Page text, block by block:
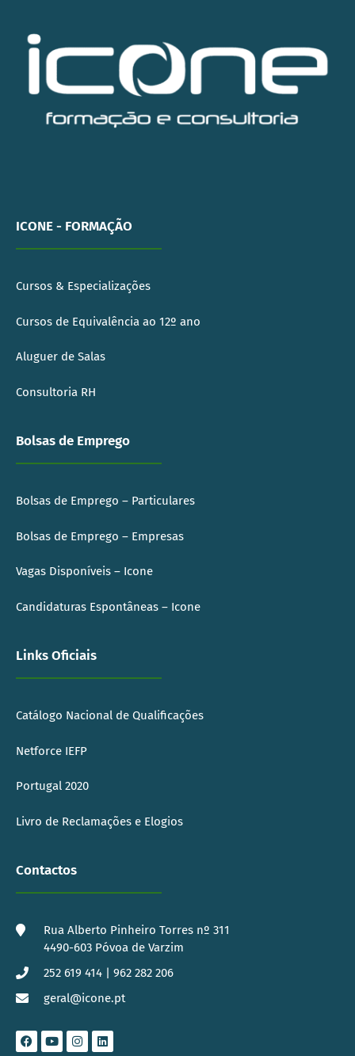
ICONE - FORMAÇÃO
Cursos & Especializações
Cursos de Equivalência ao 12º ano
Aluguer de Salas
Consultoria RH
Bolsas de Emprego
Bolsas de Emprego – Particulares
Bolsas de Emprego – Empresas
Vagas Disponíveis – Icone
Candidaturas Espontâneas – Icone
Links Oficiais
Catálogo Nacional de Qualificações
Netforce IEFP
Portugal 2020
Livro de Reclamações e Elogios
Contactos
Rua Alberto Pinheiro Torres nº 311
4490-603 Póvoa de Varzim
252 619 414 | 962 282 206
geral@icone.pt